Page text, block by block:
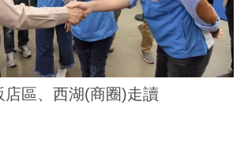
店區、西湖(商圈)走讀